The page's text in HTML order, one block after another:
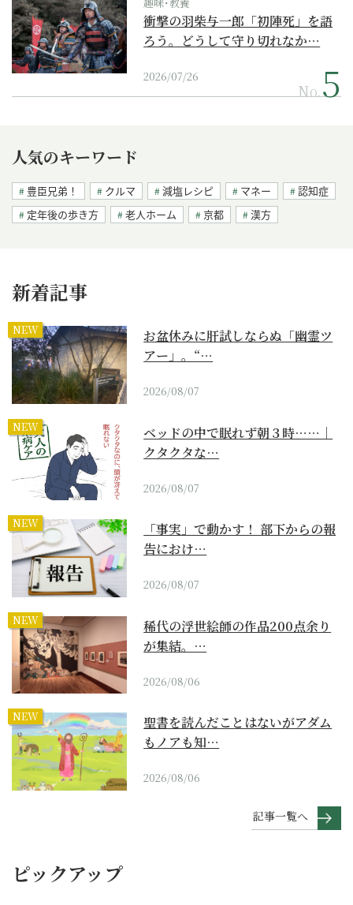
衝撃の羽柴与一郎「初陣死」を語
ろう。どうして守り切れなか…
2026/07/26
No.
人気のキーワード
豊臣兄弟！ クルマ 減塩レシピ マネー
認知症
定年後の歩き方
老人ホーム 京都 漢方
新着記事
NEW
お盆休みに肝試しならぬ「幽霊ツ
アー」。“…
2026/08/07
NEW
ベッドの中で眠れず朝３時……｜
クタクタな…
2026/08/07
NEW
「事実」で動かす！ 部下からの報
告におけ…
2026/08/07
NEW
稀代の浮世絵師の作品200点余り
が集結。…
2026/08/06
NEW
聖書を読んだことはないがアダム
もノアも知…
2026/08/06
記事一覧へ
ピックアップ